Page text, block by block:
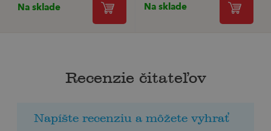
Na sklade Na sklade
Recenzie čitateľov
Napíšte recenziu a môžete vyhrať